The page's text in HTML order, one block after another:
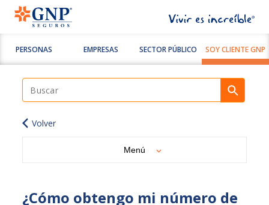
PERSONAS EMPRESAS SECTOR PÚBLICO SOY CLIENTE GNP
Volver
Menú
¿Cómo obtengo mi número de